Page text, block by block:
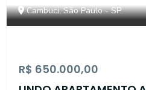
Cambuci, São Paulo - SP
R$ 650.000,00